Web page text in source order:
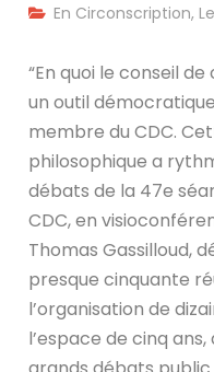
En Circonscription,
“En quoi le conseil
un outil
membre du CDC.
philosophique a
débats de la 47e
CDC, en
Thomas Gassilloud,
presque cinquante
l’organisation de
l’espace de cinq